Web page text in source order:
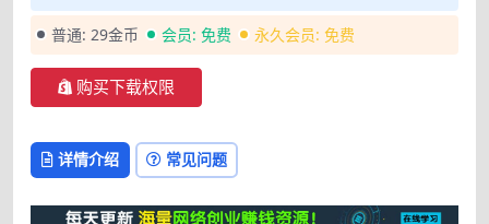
普通: 29金币 会员: 免费 永久会员: 免费
购买下载权限
详情介绍 常见问题